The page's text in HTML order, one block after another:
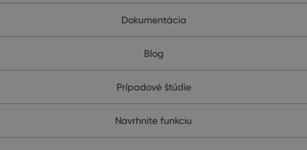
Dokumentácia
Blog
Prípadové štúdie
Navrhnite funkciu